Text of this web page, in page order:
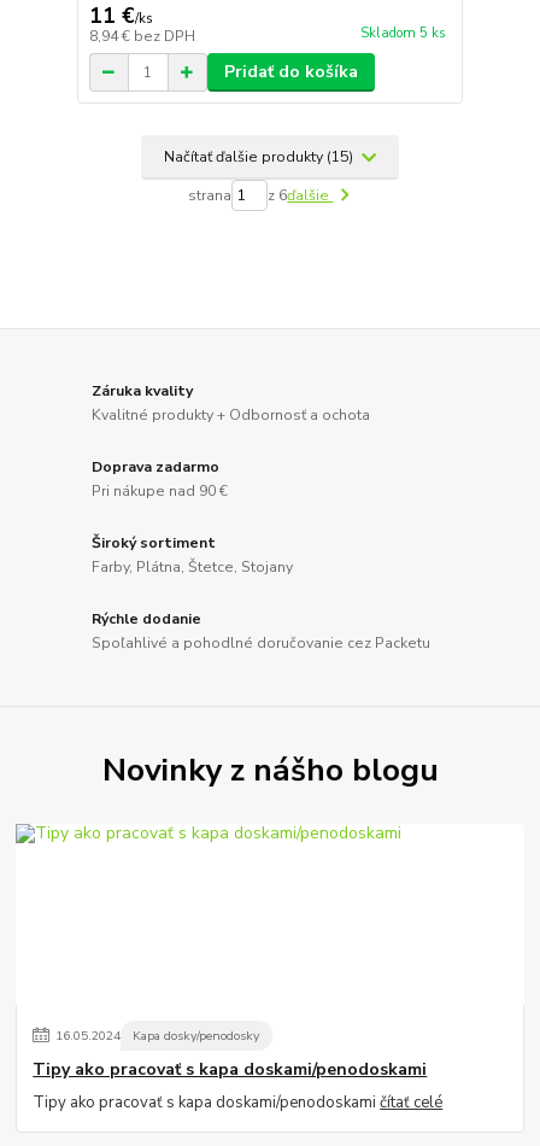
11 €/ks
8,94 € bez DPH Skladom 5 ks
Pridať do košíka
Načítať ďalšie produkty (15)
strana z 6ďalšie
Záruka kvality
Kvalitné produkty + Odbornosť a ochota
Doprava zadarmo
Pri nákupe nad 90 €
Široký sortiment
Farby, Plátna, Štetce, Stojany
Rýchle dodanie
Spoľahlivé a pohodlné doručovanie cez Packetu
Novinky z nášho blogu
16.05.2024 Kapa dosky/penodosky
Tipy ako pracovať s kapa doskami/penodoskami
Tipy ako pracovať s kapa doskami/penodoskamičítať celé